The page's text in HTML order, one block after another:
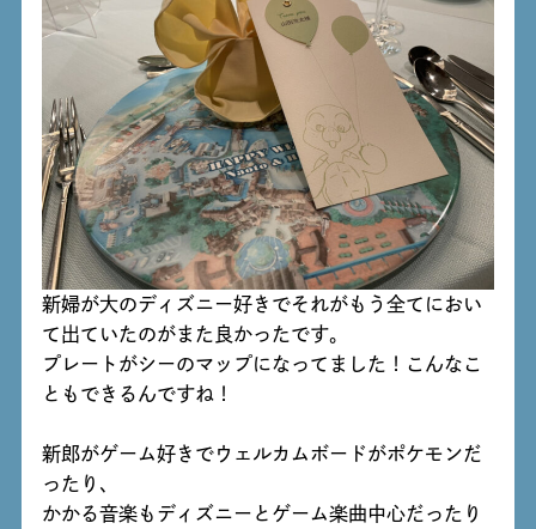
新婦が大のディズニー好きでそれがもう全てにおい
て出ていたのがまた良かったです。
プレートがシーのマップになってました！こんなこ
ともできるんですね！
新郎がゲーム好きでウェルカムボードがポケモンだ
ったり、
かかる音楽もディズニーとゲーム楽曲中心だったり